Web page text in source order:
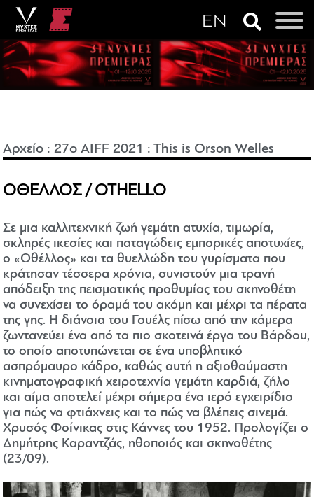
Αρχείο :27o AIFF 2021 :This is Orson Welles
ΟΘΕΛΛΟΣ / OTHELLO
Σε μια καλλιτεχνική ζωή γεμάτη ατυχία, τιμωρία,
σκληρές ικεσίες και παταγώδεις εμπορικές αποτυχίες,
ο «Οθέλλος» και τα θυελλώδη του γυρίσματα που
κράτησαν τέσσερα χρόνια, συνιστούν μια τρανή
απόδειξη της πεισματικής προθυμίας του σκηνοθέτη
να συνεχίσει το όραμά του ακόμη και μέχρι τα πέρατα
της γης. Η διάνοια του Γουέλς πίσω από την κάμερα
ζωντανεύει ένα από τα πιο σκοτεινά έργα του Βάρδου,
το οποίο αποτυπώνεται σε ένα υποβλητικό
ασπρόμαυρο κάδρο, καθώς αυτή η αξιοθαύμαστη
κινηματογραφική χειροτεχνία γεμάτη καρδιά, ζήλο
και αίμα αποτελεί μέχρι σήμερα ένα ιερό εγχειρίδιο
για πώς να φτιάχνεις και το πώς να βλέπεις σινεμά.
Χρυσός Φοίνικας στις Κάννες του 1952. Προλογίζει ο
Δημήτρης Καραντζάς, ηθοποιός και σκηνοθέτης
(23/09).